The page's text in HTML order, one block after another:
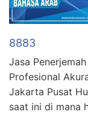
8883
Jasa
Profesional
Jakarta Pusat
saat ini di mana